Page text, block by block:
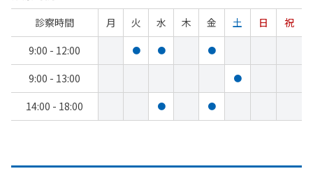
診察時間 月 火 水 木 金 土 日
祝
9:00 - 12:00
● ● ●
9:00 - 13:00 ●
14:00 - 18:00 ● ●